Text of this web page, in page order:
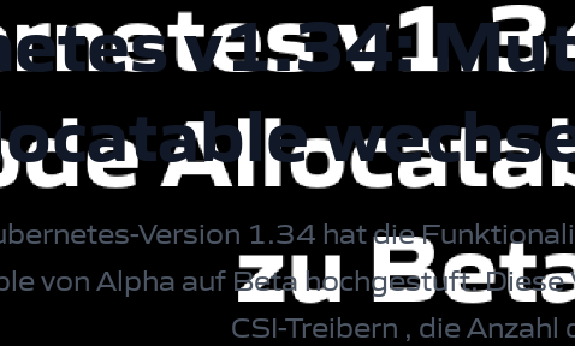
v1.34:
Version 1.34 hat die
von Alpha auf Beta hochgestuft.
CSI-Treibern , die Anzahl